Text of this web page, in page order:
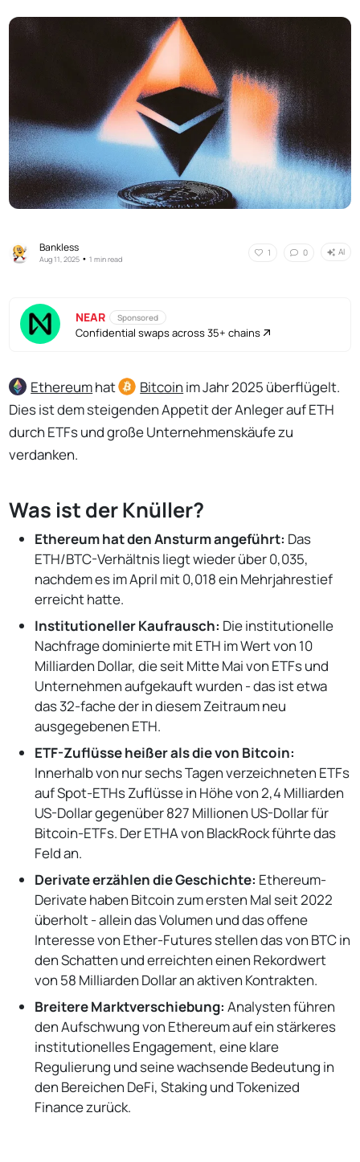
Bankless
Aug 11, 2025 •1 min read
1 0 AI
NEAR Sponsored
Confidential swaps across 35+ chains
Ethereumhat Bitcoin im Jahr 2025 überflügelt.
Dies ist dem steigenden Appetit der Anleger auf ETH
durch ETFs und große Unternehmenskäufe zu
verdanken.
Was ist der Knüller?
Ethereum hat den Ansturm angeführt: Das
ETH/BTC-Verhältnis liegt wieder über 0,035,
nachdem es im April mit 0,018 ein Mehrjahrestief
erreicht hatte.
Institutioneller Kaufrausch: Die institutionelle
Nachfrage dominierte mit ETH im Wert von 10
Milliarden Dollar, die seit Mitte Mai von ETFs und
Unternehmen aufgekauft wurden - das ist etwa
das 32-fache der in diesem Zeitraum neu
ausgegebenen ETH.
ETF-Zuflüsse heißer als die von Bitcoin:
Innerhalb von nur sechs Tagen verzeichneten ETFs
auf Spot-ETHs Zuflüsse in Höhe von 2,4 Milliarden
US-Dollar gegenüber 827 Millionen US-Dollar für
Bitcoin-ETFs. Der ETHA von BlackRock führte das
Feld an.
Derivate erzählen die Geschichte: Ethereum-
Derivate haben Bitcoin zum ersten Mal seit 2022
überholt - allein das Volumen und das offene
Interesse von Ether-Futures stellen das von BTC in
den Schatten und erreichten einen Rekordwert
von 58 Milliarden Dollar an aktiven Kontrakten.
Breitere Marktverschiebung: Analysten führen
den Aufschwung von Ethereum auf ein stärkeres
institutionelles Engagement, eine klare
Regulierung und seine wachsende Bedeutung in
den Bereichen DeFi, Staking und Tokenized
Finance zurück.